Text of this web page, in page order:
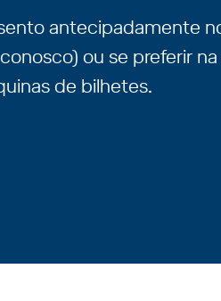
antecipadamente
ou se preferir
de bilhetes.